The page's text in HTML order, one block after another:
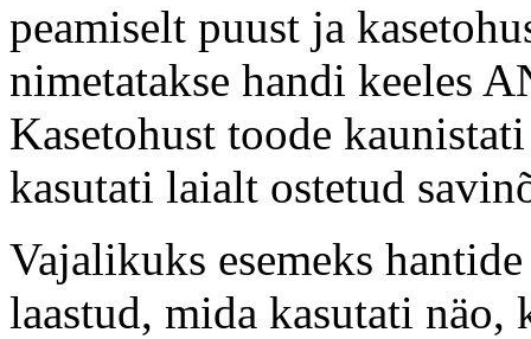
peamiselt puust ja
nimetatakse handi keeles
Kasetohust toode
kasutati laialt ostetud
Vajalikuks esemeks
laastud, mida kasutati